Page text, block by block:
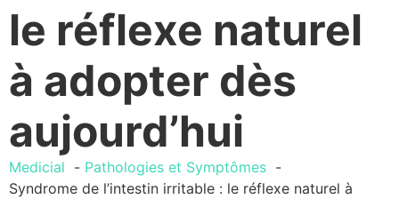
le réflexe naturel
à adopter dès
aujourd’hui
Medicial
Pathologies et Symptômes
Syndrome de l’intestin irritable : le réflexe naturel à